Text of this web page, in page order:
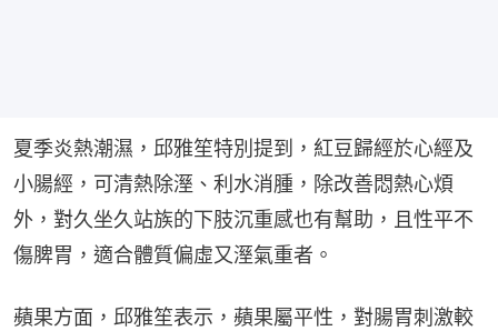
夏季炎熱潮濕，邱雅笙特別提到，紅豆歸經於心經及
小腸經，可清熱除溼、利水消腫，除改善悶熱心煩
外，對久坐久站族的下肢沉重感也有幫助，且性平不
傷脾胃，適合體質偏虛又溼氣重者。
蘋果方面，邱雅笙表示，蘋果屬平性，對腸胃刺激較